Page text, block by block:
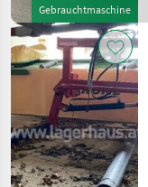
Gebrauchtmaschine